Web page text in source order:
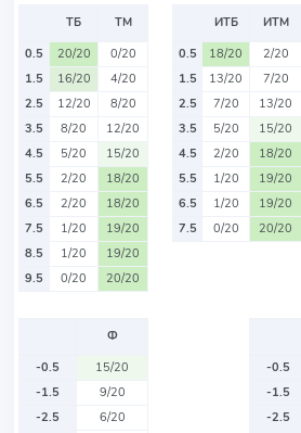
ТБ
ТМ
0.5
20/20
0/20
1.5
16/20
4/20
2.5
12/20
8/20
3.5
8/20
12/20
4.5
5/20
15/20
5.5
2/20
18/20
6.5
2/20
18/20
7.5
1/20
19/20
8.5
1/20
19/20
9.5
0/20 20/20
ИТБ
ИТМ
0.5
18/20
2/20
1.5
13/20
7/20
2.5
7/20
13/20
3.5
5/20
15/20
4.5
2/20
18/20
5.5
1/20
19/20
6.5
1/20
19/20
7.5
0/20 20/20
Ф
-0.5
15/20
-1.5
9/20
-2.5
6/20
-0.5
-1.5
-2.5